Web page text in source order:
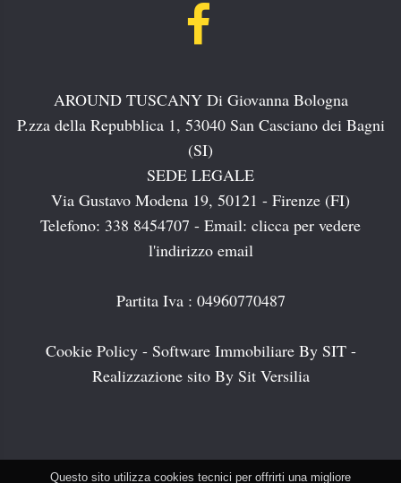
AROUND TUSCANY Di Giovanna Bologna
P.zza della Repubblica 1, 53040 San Casciano dei Bagni
(SI)
SEDE LEGALE
Via Gustavo Modena 19, 50121 - Firenze (FI)
Telefono: 338 8454707 - Email: clicca per vedere
l'indirizzo email
Partita Iva : 04960770487
Cookie Policy- Software Immobiliare By SIT-
Realizzazione sito By Sit Versilia
Questo sito utilizza cookies tecnici per offrirti una migliore